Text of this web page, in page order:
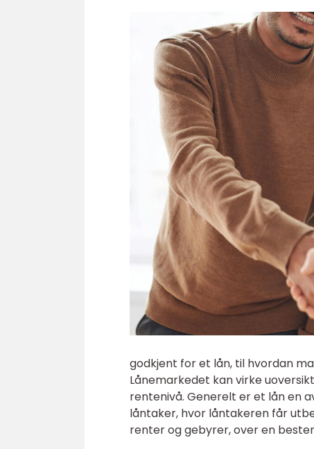
godkjent for et lån, til hvordan
Lånemarkedet kan virke
rentenivå. Generelt er et lån en
låntaker, hvor låntakeren får
renter og gebyrer, over en